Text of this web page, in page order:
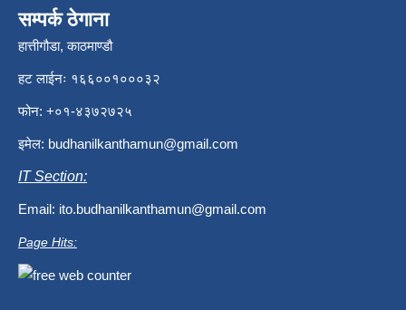
सम्पर्क ठेगाना
हात्तीगौडा, काठमाण्डौ
हट लाईनः १६६००१०००३२
फोन: +०१-४३७२७२५
इमेल: budhanilkanthamun@gmail.com
IT Section:
Email: ito.budhanilkanthamun@gmail.com
Page Hits: